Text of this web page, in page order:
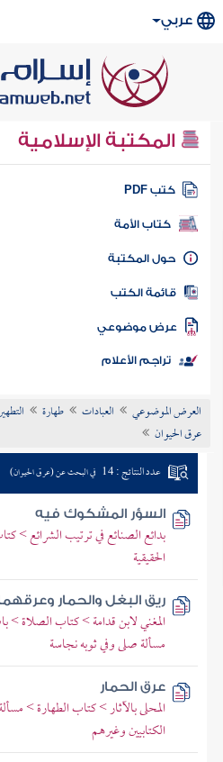
عربي
المكتبة الإسلامية
كتب PDF
كتاب الأمة
المكتبة
الكتب
موضوعي
تراجم الأعلام
العرض الموضوعي العبادات طهارة
عرق الحيوان
عدد النتائج : 14 في البحث عن (عرق الحيوان)
السؤر المشكوك فيه
بدائع الصنائع في ترتيب الشرائع >
الحقيقية
ريق البغل والحمار
المغني لابن قدامة > كتاب الصلاة
مسألة صلى وفي ثوبه نجاسة
عرق الحمار
المحلى بالآثار > كتاب الطهارة >
الكتابيين وغيرهم